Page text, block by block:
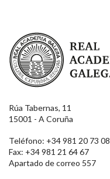
Real Academia Galega
Rúa Tabernas, 11
15001 - A Coruña
Teléfono: +34 981 20 73 08
Fax: +34 981 21 64 67
Apartado de correo 557